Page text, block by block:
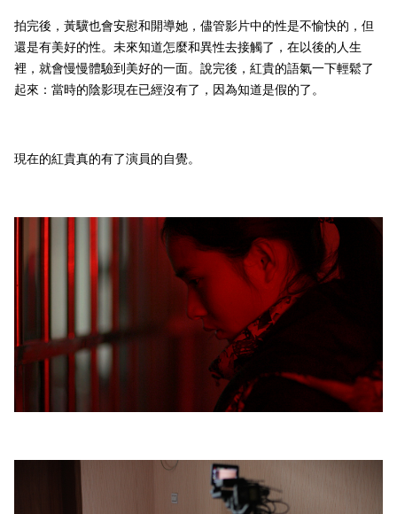
拍完後，黃驥也會安慰和開導她，儘管影片中的性是不愉快的，但
還是有美好的性。未來知道怎麼和異性去接觸了，在以後的人生
裡，就會慢慢體驗到美好的一面。說完後，紅貴的語氣一下輕鬆了
起來：當時的陰影現在已經沒有了，因為知道是假的了。
現在的紅貴真的有了演員的自覺。